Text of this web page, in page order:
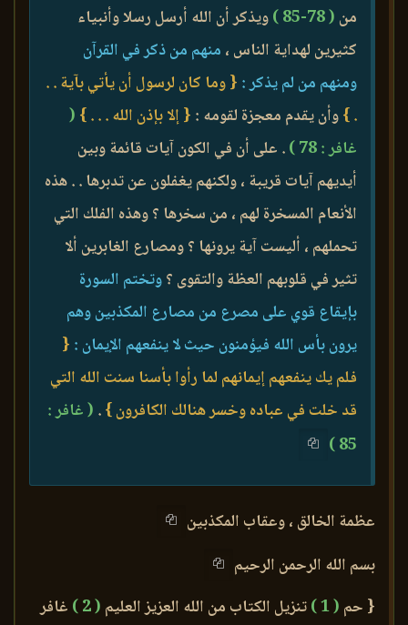
من ( 78-85 )
ويذكر أن الله أرسل رسلا وأنبياء
كثيرين لهداية الناس ، منهم من ذكر في القرآن
ومنهم من لم يذكر : { وما كان لرسول أن يأتي بآية . .
. }وأن يقدم معجزة لقومه : { إلا بإذن الله . . . } (
غافر : 78 )
. على أن في الكون آيات قائمة وبين
أيديهم آيات قريبة ، ولكنهم يغفلون عن تدبرها . . هذه
الأنعام المسخرة لهم ، من سخرها ؟ وهذه الفلك التي
تحملهم ، أليست آية يرونها ؟ ومصارع الغابرين ألا
تثير في قلوبهم العظة والتقوى ؟وتختم السورة
بإيقاع قوي على مصرع من مصارع المكذبين وهم
يرون بأس الله فيؤمنون حيث لا ينفعهم الإيمان : {
فلم يك ينفعهم إيمانهم لما رأوا بأسنا سنت الله التي
قد خلت في عباده وخسر هنالك الكافرون }. ( غافر :
85 )
عظمة الخالق ، وعقاب المكذبين
بسم الله الرحمن الرحيم
{ حم ( 1 ) تنزيل الكتاب من الله العزيز العليم ( 2 )
غافر